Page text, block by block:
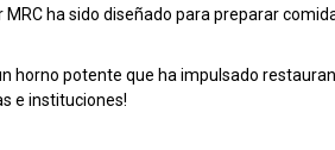
ha sido diseñado para preparar
horno potente que ha impulsado
e instituciones!